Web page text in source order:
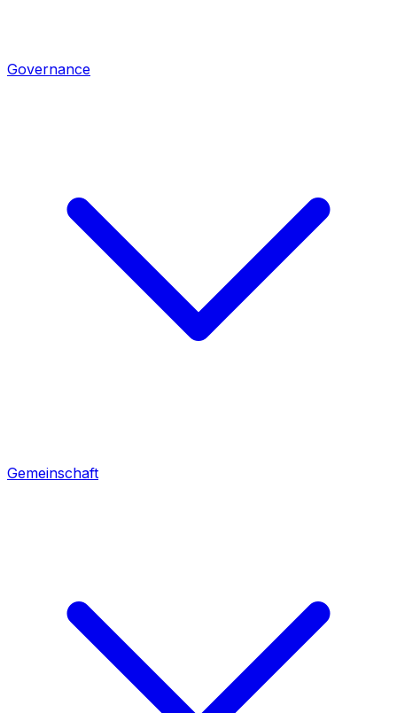
Governance
Gemeinschaft